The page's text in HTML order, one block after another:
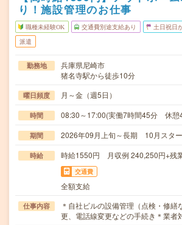
り！施設管理のお仕事
職種未経験OK 交通費別途支給あり 土日祝日
派遣
勤務地
兵庫県尼崎市
猪名寺駅から徒歩10分
曜日頻度 月～金（週5日）
時間 08:30～17:00(実働7時間45分 休憩
期間 2026年09月上旬～長期 10月スタ
時給 時給1550円 月収例 240,250円+残
交通費
全額支給
仕事内容
＊自社ビルの設備管理（点検・修繕
更、電話線変更などの手続き＊業